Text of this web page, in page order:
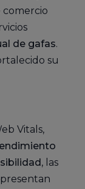
de gafas.
su
Vitals,
, las
presentan